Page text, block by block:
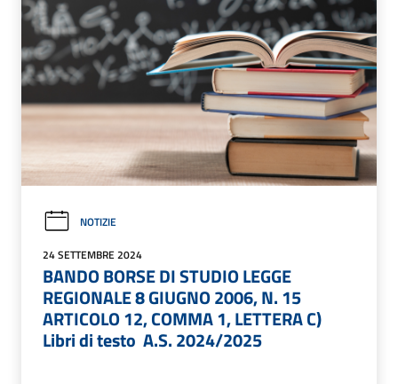
NOTIZIE
24 SETTEMBRE 2024
BANDO BORSE DI STUDIO LEGGE
REGIONALE 8 GIUGNO 2006, N. 15 
ARTICOLO 12, COMMA 1, LETTERA C)
Libri di testo  A.S. 2024/2025